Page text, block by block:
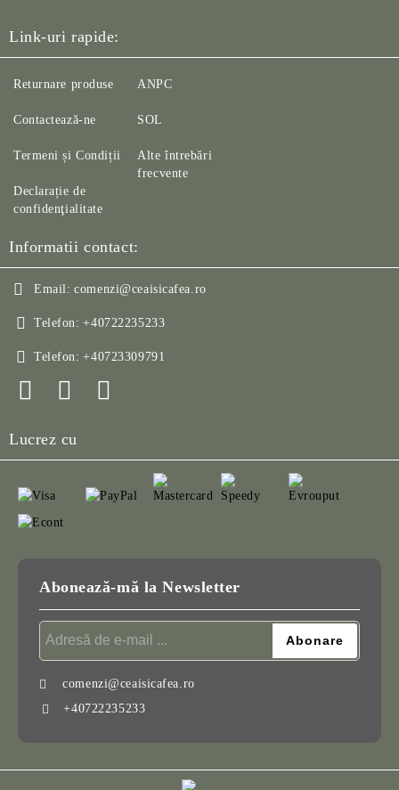
Link-uri rapide:
Returnare produse
Contactează-ne
Termeni și Condiții
Declarație de
confidenţialitate
ANPC
SOL
Alte întrebări
frecvente
Informatii contact:
Email: comenzi@ceaisicafea.ro
Telefon: +40722235233
Telefon: +40723309791
Lucrez cu
Abonează-mă la Newsletter
comenzi@ceaisicafea.ro
+40722235233